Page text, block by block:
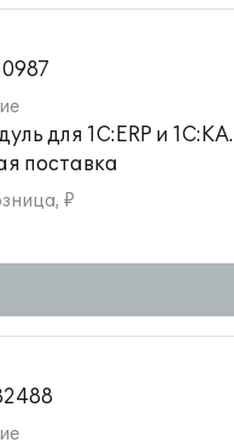
для 1С:ERP и 1С:КА.
поставка